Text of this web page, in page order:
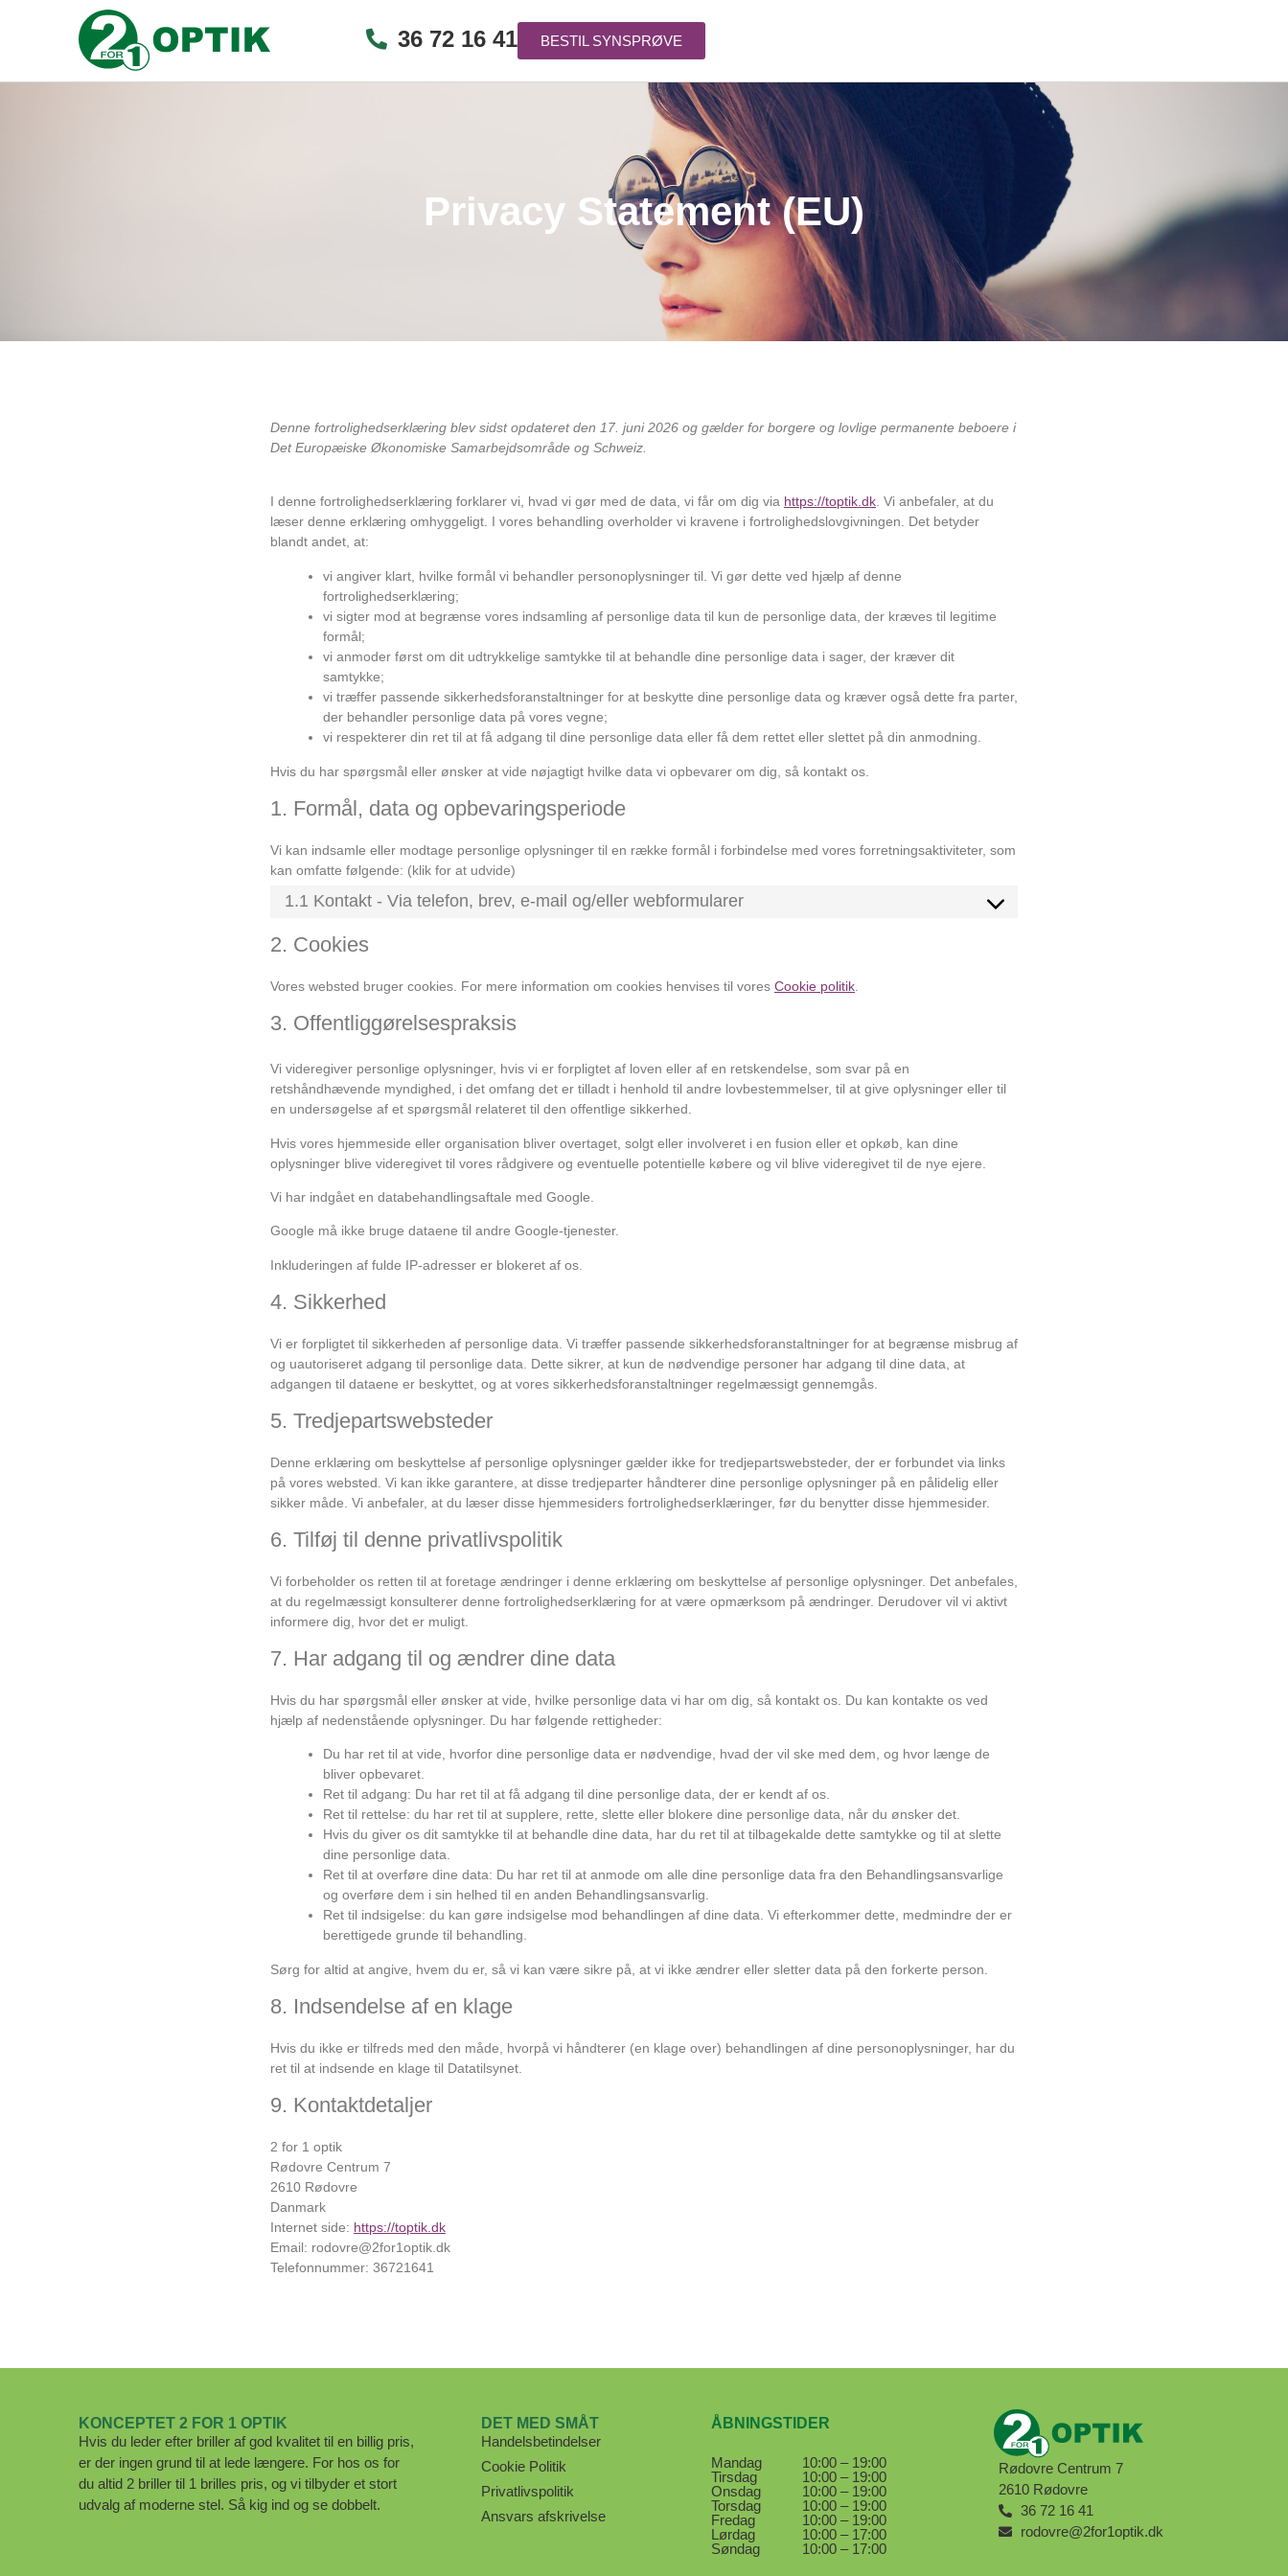
36 72 16 41 BESTIL SYNSPRØVE
Privacy Statement (EU)
Denne fortrolighedserklæring blev sidst opdateret den 17. juni 2026 og gælder for borgere og lovlige permanente beboere i
Det Europæiske Økonomiske Samarbejdsområde og Schweiz.
I denne fortrolighedserklæring forklarer vi, hvad vi gør med de data, vi får om dig via https://toptik.dk. Vi anbefaler, at du
læser denne erklæring omhyggeligt. I vores behandling overholder vi kravene i fortrolighedslovgivningen. Det betyder
blandt andet, at:
vi angiver klart, hvilke formål vi behandler personoplysninger til. Vi gør dette ved hjælp af denne
fortrolighedserklæring;
vi sigter mod at begrænse vores indsamling af personlige data til kun de personlige data, der kræves til legitime
formål;
vi anmoder først om dit udtrykkelige samtykke til at behandle dine personlige data i sager, der kræver dit
samtykke;
vi træffer passende sikkerhedsforanstaltninger for at beskytte dine personlige data og kræver også dette fra parter,
der behandler personlige data på vores vegne;
vi respekterer din ret til at få adgang til dine personlige data eller få dem rettet eller slettet på din anmodning.
Hvis du har spørgsmål eller ønsker at vide nøjagtigt hvilke data vi opbevarer om dig, så kontakt os.
1. Formål, data og opbevaringsperiode
Vi kan indsamle eller modtage personlige oplysninger til en række formål i forbindelse med vores forretningsaktiviteter, som
kan omfatte følgende: (klik for at udvide)
1.1 Kontakt - Via telefon, brev, e-mail og/eller webformularer
2. Cookies
Vores websted bruger cookies. For mere information om cookies henvises til vores Cookie politik
3. Offentliggørelsespraksis
Vi videregiver personlige oplysninger, hvis vi er forpligtet af loven eller af en retskendelse, som svar på en
retshåndhævende myndighed, i det omfang det er tilladt i henhold til andre lovbestemmelser, til at give oplysninger eller til
en undersøgelse af et spørgsmål relateret til den offentlige sikkerhed.
Hvis vores hjemmeside eller organisation bliver overtaget, solgt eller involveret i en fusion eller et opkøb, kan dine
oplysninger blive videregivet til vores rådgivere og eventuelle potentielle købere og vil blive videregivet til de nye ejere.
Vi har indgået en databehandlingsaftale med Google.
Google må ikke bruge dataene til andre Google-tjenester.
Inkluderingen af ​​fulde IP-adresser er blokeret af os.
4. Sikkerhed
Vi er forpligtet til sikkerheden af ​​personlige data. Vi træffer passende sikkerhedsforanstaltninger for at begrænse misbrug af
og uautoriseret adgang til personlige data. Dette sikrer, at kun de nødvendige personer har adgang til dine data, at
adgangen til dataene er beskyttet, og at vores sikkerhedsforanstaltninger regelmæssigt gennemgås.
5. Tredjepartswebsteder
Denne erklæring om beskyttelse af personlige oplysninger gælder ikke for tredjepartswebsteder, der er forbundet via links
på vores websted. Vi kan ikke garantere, at disse tredjeparter håndterer dine personlige oplysninger på en pålidelig eller
sikker måde. Vi anbefaler, at du læser disse hjemmesiders fortrolighedserklæringer, før du benytter disse hjemmesider.
6. Tilføj til denne privatlivspolitik
Vi forbeholder os retten til at foretage ændringer i denne erklæring om beskyttelse af personlige oplysninger. Det anbefales,
at du regelmæssigt konsulterer denne fortrolighedserklæring for at være opmærksom på ændringer. Derudover vil vi aktivt
informere dig, hvor det er muligt.
7. Har adgang til og ændrer dine data
Hvis du har spørgsmål eller ønsker at vide, hvilke personlige data vi har om dig, så kontakt os. Du kan kontakte os ved
hjælp af nedenstående oplysninger. Du har følgende rettigheder:
Du har ret til at vide, hvorfor dine personlige data er nødvendige, hvad der vil ske med dem, og hvor længe de
bliver opbevaret.
Ret til adgang: Du har ret til at få adgang til dine personlige data, der er kendt af os.
Ret til rettelse: du har ret til at supplere, rette, slette eller blokere dine personlige data, når du ønsker det.
Hvis du giver os dit samtykke til at behandle dine data, har du ret til at tilbagekalde dette samtykke og til at slette
dine personlige data.
Ret til at overføre dine data: Du har ret til at anmode om alle dine personlige data fra den Behandlingsansvarlige
og overføre dem i sin helhed til en anden Behandlingsansvarlig.
Ret til indsigelse: du kan gøre indsigelse mod behandlingen af ​​dine data. Vi efterkommer dette, medmindre der er
berettigede grunde til behandling.
Sørg for altid at angive, hvem du er, så vi kan være sikre på, at vi ikke ændrer eller sletter data på den forkerte person.
8. Indsendelse af en klage
Hvis du ikke er tilfreds med den måde, hvorpå vi håndterer (en klage over) behandlingen af ​​dine personoplysninger, har du
ret til at indsende en klage til Datatilsynet.
9. Kontaktdetaljer
2 for 1 optik
Rødovre Centrum 7
2610 Rødovre
Danmark
Internet side: https://toptik.dk
Email: rodovre@2for1optik.dk
Telefonnummer: 36721641
KONCEPTET 2 FOR 1 OPTIK
Hvis du leder efter briller af god kvalitet til en billig pris,
er der ingen grund til at lede længere. For hos os for
du altid 2 briller til 1 brilles pris, og vi tilbyder et stort
udvalg af moderne stel. Så kig ind og se dobbelt.
DET MED SMÅT
Handelsbetindelser
Cookie Politik
Privatlivspolitik
Ansvars afskrivelse
ÅBNINGSTIDER
Mandag
10:00 – 19:00
Tirsdag
10:00 – 19:00
Onsdag
10:00 – 19:00
Torsdag
10:00 – 19:00
Fredag
10:00 – 19:00
Lørdag
10:00 – 17:00
Søndag
10:00 – 17:00
Rødovre Centrum 7
2610 Rødovre
36 72 16 41
rodovre@2for1optik.dk